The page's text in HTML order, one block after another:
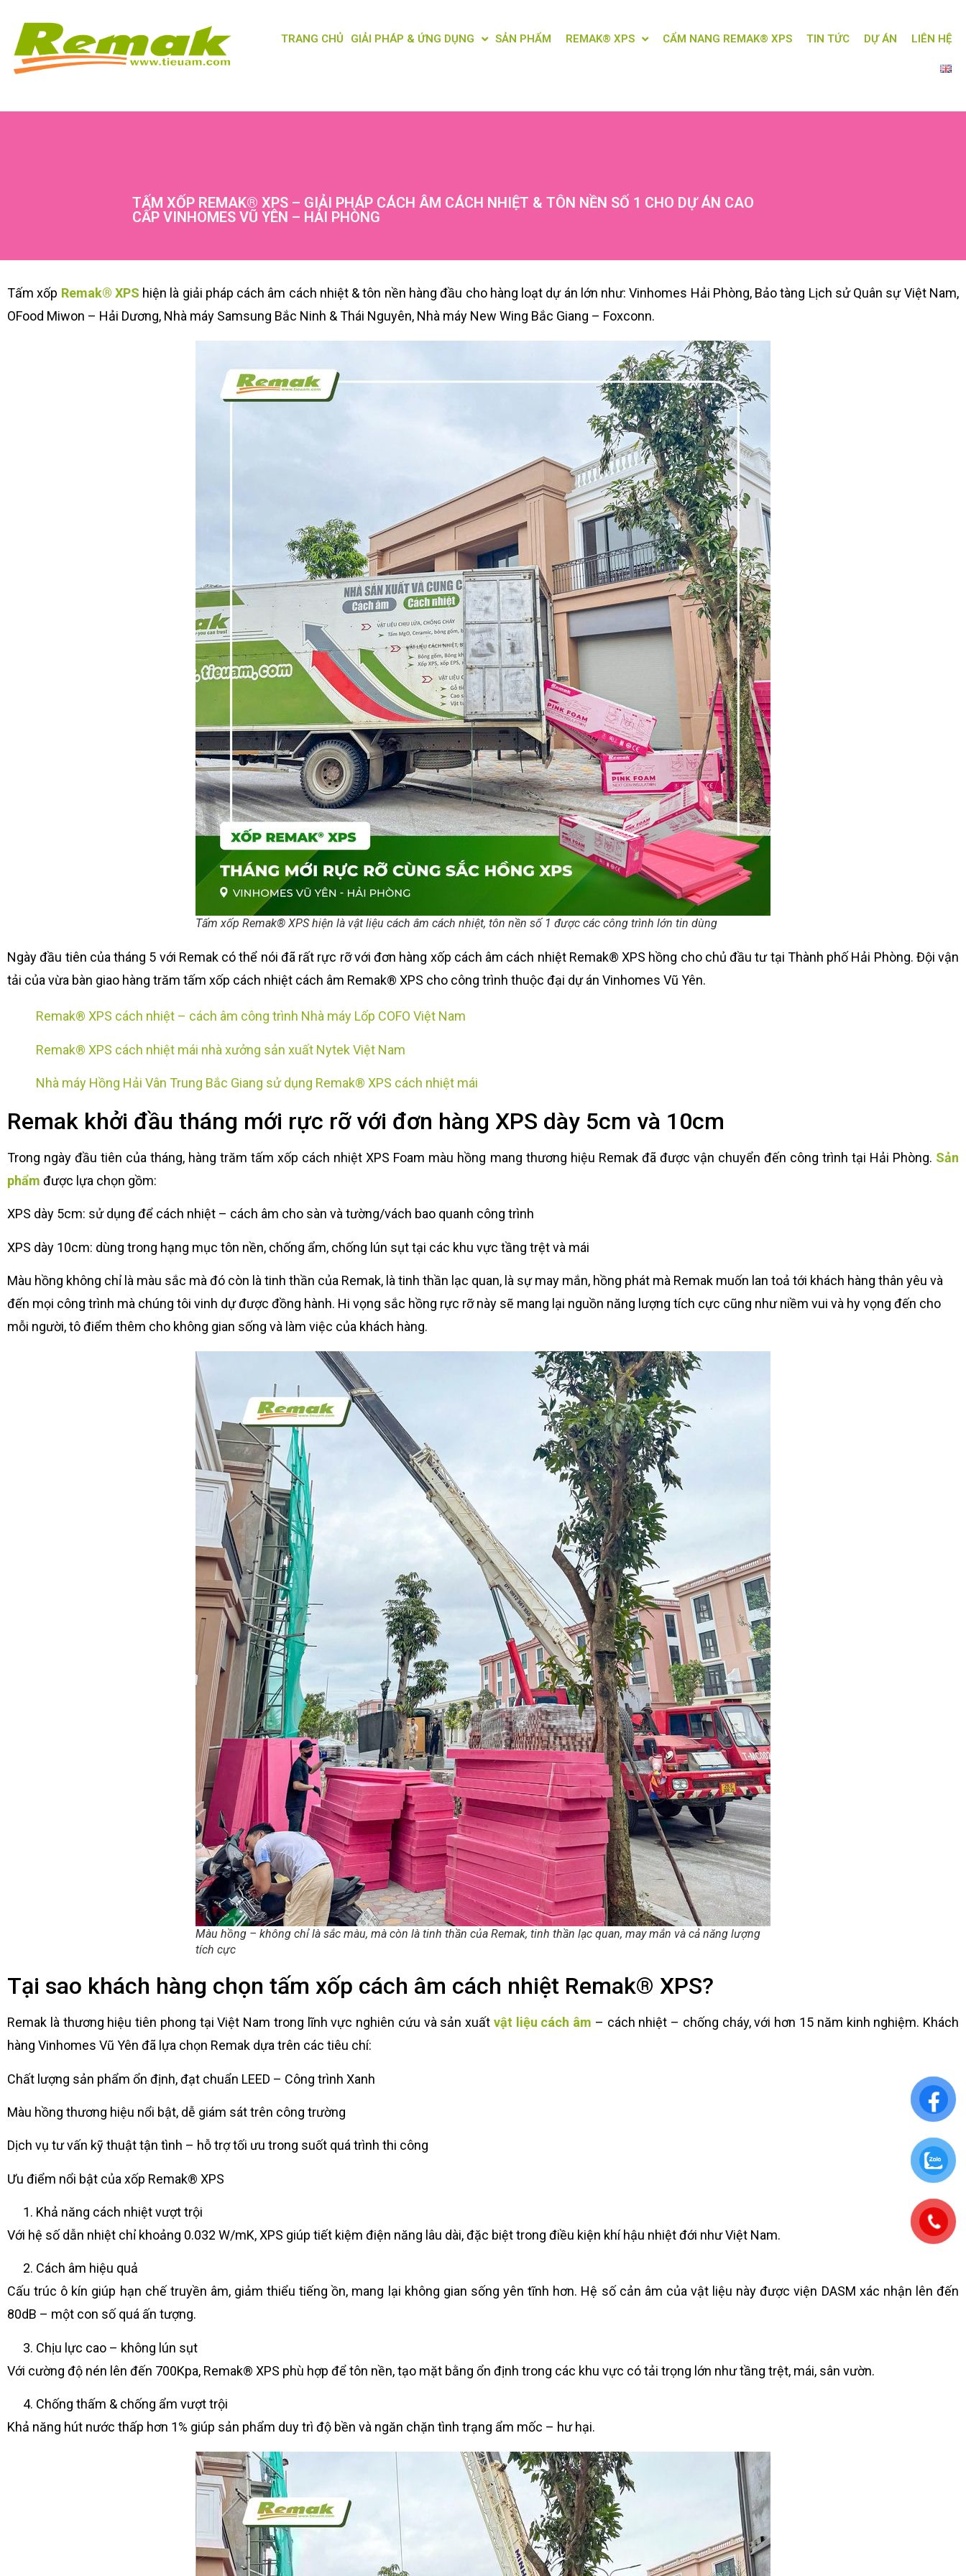
TRANG CHỦ GIẢI PHÁP & ỨNG DỤNG SẢN PHẨM REMAK® XPS CẨM NANG REMAK® XPS TIN TỨC DỰ ÁN LIÊN HỆ
TẤM XỐP REMAK® XPS – GIẢI PHÁP CÁCH ÂM CÁCH NHIỆT & TÔN NỀN SỐ 1 CHO DỰ ÁN CAO
CẤP VINHOMES VŨ YÊN – HẢI PHÒNG
Tấm xốp Remak® XPS hiện là giải pháp cách âm cách nhiệt & tôn nền hàng đầu cho hàng loạt dự án lớn như: Vinhomes Hải Phòng, Bảo tàng Lịch sử Quân sự Việt Nam,
OFood Miwon – Hải Dương, Nhà máy Samsung Bắc Ninh & Thái Nguyên, Nhà máy New Wing Bắc Giang – Foxconn.
Tấm xốp Remak® XPS hiện là vật liệu cách âm cách nhiệt, tôn nền số 1 được các công trình lớn tin dùng
Ngày đầu tiên của tháng 5 với Remak có thể nói đã rất rực rỡ với đơn hàng xốp cách âm cách nhiệt Remak® XPS hồng cho chủ đầu tư tại Thành phố Hải Phòng. Đội vận
tải của vừa bàn giao hàng trăm tấm xốp cách nhiệt cách âm Remak® XPS cho công trình thuộc đại dự án Vinhomes Vũ Yên.
Remak® XPS cách nhiệt – cách âm công trình Nhà máy Lốp COFO Việt Nam
Remak® XPS cách nhiệt mái nhà xưởng sản xuất Nytek Việt Nam
Nhà máy Hồng Hải Vân Trung Bắc Giang sử dụng Remak® XPS cách nhiệt mái
Remak khởi đầu tháng mới rực rỡ với đơn hàng XPS dày 5cm và 10cm
Trong ngày đầu tiên của tháng, hàng trăm tấm xốp cách nhiệt XPS Foam màu hồng mang thương hiệu Remak đã được vận chuyển đến công trình tại Hải Phòng. Sản
phẩm được lựa chọn gồm:
XPS dày 5cm: sử dụng để cách nhiệt – cách âm cho sàn và tường/vách bao quanh công trình
XPS dày 10cm: dùng trong hạng mục tôn nền, chống ẩm, chống lún sụt tại các khu vực tầng trệt và mái
Màu hồng không chỉ là màu sắc mà đó còn là tinh thần của Remak, là tinh thần lạc quan, là sự may mắn, hồng phát mà Remak muốn lan toả tới khách hàng thân yêu và
đến mọi công trình mà chúng tôi vinh dự được đồng hành. Hi vọng sắc hồng rực rỡ này sẽ mang lại nguồn năng lượng tích cực cũng như niềm vui và hy vọng đến cho
mỗi người, tô điểm thêm cho không gian sống và làm việc của khách hàng.
Màu hồng – không chỉ là sắc màu, mà còn là tinh thần của Remak, tinh thần lạc quan, may mắn và cả năng lượng
tích cực
Tại sao khách hàng chọn tấm xốp cách âm cách nhiệt Remak® XPS?
Remak là thương hiệu tiên phong tại Việt Nam trong lĩnh vực nghiên cứu và sản xuất vật liệu cách âm – cách nhiệt – chống cháy, với hơn 15 năm kinh nghiệm. Khách
hàng Vinhomes Vũ Yên đã lựa chọn Remak dựa trên các tiêu chí:
Chất lượng sản phẩm ổn định, đạt chuẩn LEED – Công trình Xanh
Màu hồng thương hiệu nổi bật, dễ giám sát trên công trường
Dịch vụ tư vấn kỹ thuật tận tình – hỗ trợ tối ưu trong suốt quá trình thi công
Ưu điểm nổi bật của xốp Remak® XPS
Khả năng cách nhiệt vượt trội
Với hệ số dẫn nhiệt chỉ khoảng 0.032 W/mK, XPS giúp tiết kiệm điện năng lâu dài, đặc biệt trong điều kiện khí hậu nhiệt đới như Việt Nam.
Cách âm hiệu quả
Cấu trúc ô kín giúp hạn chế truyền âm, giảm thiểu tiếng ồn, mang lại không gian sống yên tĩnh hơn. Hệ số cản âm của vật liệu này được viện DASM xác nhận lên đến
80dB – một con số quá ấn tượng.
Chịu lực cao – không lún sụt
Với cường độ nén lên đến 700Kpa, Remak® XPS phù hợp để tôn nền, tạo mặt bằng ổn định trong các khu vực có tải trọng lớn như tầng trệt, mái, sân vườn.
Chống thấm & chống ẩm vượt trội
Khả năng hút nước thấp hơn 1% giúp sản phẩm duy trì độ bền và ngăn chặn tình trạng ẩm mốc – hư hại.